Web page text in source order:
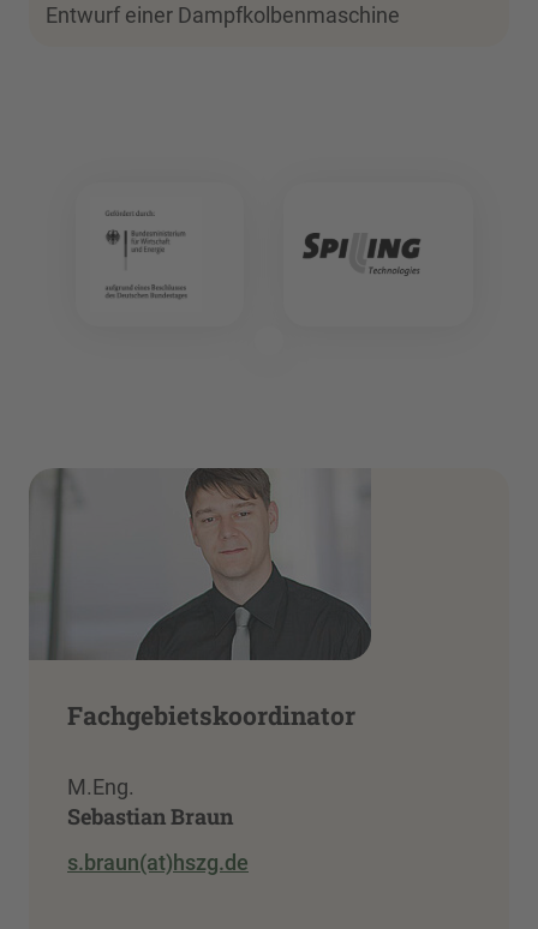
Entwurf einer Dampfkolbenmaschine
Fachgebietskoordinator
M.Eng.
Sebastian Braun
s.braun(at)hszg.de